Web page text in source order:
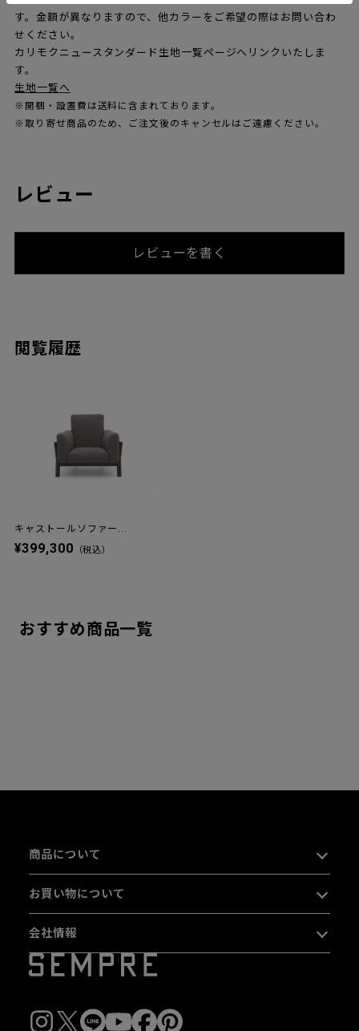
す。金額が異なりますので、他カラーをご希望の際はお問い合わ
せください。
カリモクニュースタンダード生地一覧ページへリンクいたしま
す。
生地一覧へ
※開梱・設置費は送料に含まれております。
※取り寄せ商品のため、ご注文後のキャンセルはご遠慮ください。
レビュー
レビューを書く
閲覧履歴
キャストールソファー...
¥399,300 （税込）
おすすめ商品一覧
商品について
お買い物について
会社情報